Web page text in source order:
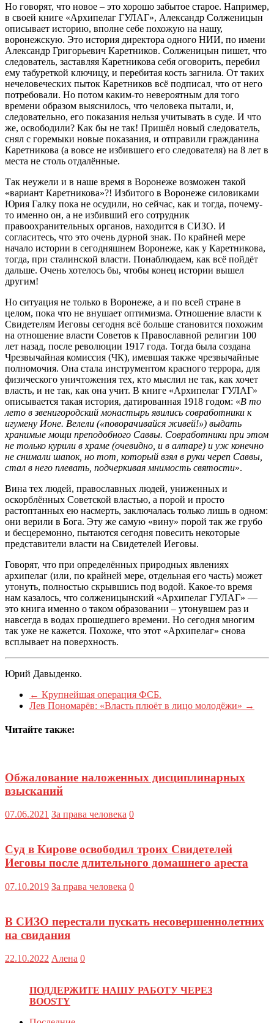
Но говорят, что новое – это хорошо забытое старое. Например,
в своей книге «Архипелаг ГУЛАГ», Александр Солженицын
описывает историю, вполне себе похожую на нашу,
воронежскую. Это история директора одного НИИ, по имени
Александр Григорьевич Каретников. Солженицын пишет, что
следователь, заставляя Каретникова себя оговорить, перебил
ему табуреткой ключицу, и перебитая кость загнила. От таких
нечеловеческих пыток Каретников всё подписал, что от него
потребовали. Но потом каким-то невероятным для того
времени образом выяснилось, что человека пытали, и,
следовательно, его показания нельзя учитывать в суде. И что
же, освободили? Как бы не так! Пришёл новый следователь,
снял с горемыки новые показания, и отправили гражданина
Каретникова (а вовсе не избившего его следователя) на 8 лет в
места не столь отдалённые.
Так неужели и в наше время в Воронеже возможен такой
«вариант Каретникова»?! Избитого в Воронеже силовиками
Юрия Галку пока не осудили, но сейчас, как и тогда, почему-
то именно он, а не избивший его сотрудник
правоохранительных органов, находится в СИЗО. И
согласитесь, что это очень дурной знак. По крайней мере
начало истории в сегодняшнем Воронеже, как у Каретникова,
тогда, при сталинской власти. Понаблюдаем, как всё пойдёт
дальше. Очень хотелось бы, чтобы конец истории вышел
другим!
Но ситуация не только в Воронеже, а и по всей стране в
целом, пока что не внушает оптимизма. Отношение власти к
Свидетелям Иеговы сегодня всё больше становится похожим
на отношение власти Советов к Православной религии 100
лет назад, после революции 1917 года. Тогда была создана
Чрезвычайная комиссия (ЧК), имевшая также чрезвычайные
полномочия. Она стала инструментом красного террора, для
физического уничтожения тех, кто мыслил не так, как хочет
власть, и не так, как она учит. В книге «Архипелаг ГУЛАГ»
описывается такая история, датированная 1918 годом: «В то
лето в звенигородский монастырь явились совработники к
игумену Ионе. Велели («поворачивайся живей!») выдать
хранимые мощи преподобного Саввы. Совработники при этом
не только курили в храме (очевидно, и в алтаре) и уж конечно
не снимали шапок, но тот, который взял в руки череп Саввы,
стал в него плевать, подчеркивая мнимость святости».
Вина тех людей, православных людей, униженных и
оскорблённых Советской властью, а порой и просто
растоптанных ею насмерть, заключалась только лишь в одном:
они верили в Бога. Эту же самую «вину» порой так же грубо
и бесцеремонно, пытаются сегодня повесить некоторые
представители власти на Свидетелей Иеговы.
Говорят, что при определённых природных явлениях
архипелаг (или, по крайней мере, отдельная его часть) может
утонуть, полностью скрывшись под водой. Какое-то время
нам казалось, что солженицынский «Архипелаг ГУЛАГ» —
это книга именно о таком образовании – утонувшем раз и
навсегда в водах прошедшего времени. Но сегодня многим
так уже не кажется. Похоже, что этот «Архипелаг» снова
всплывает на поверхность.
Юрий Давыденко.
← Крупнейшая операция ФСБ.
Лев Пономарёв: «Власть плюёт в лицо молодёжи» →
Читайте также:
Обжалование наложенных дисциплинарных
взысканий
07.06.2021 За права человека 0
Суд в Кирове освободил троих Свидетелей
Иеговы после длительного домашнего ареста
07.10.2019 За права человека 0
В СИЗО перестали пускать несовершеннолетних
на свидания
22.10.2022 Алена 0
ПОДДЕРЖИТЕ НАШУ РАБОТУ ЧЕРЕЗ
BOOSTY